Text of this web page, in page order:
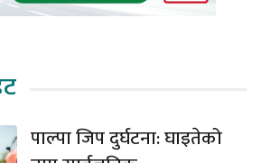
पाल्पा जिप दुर्घटना: घाइतेको